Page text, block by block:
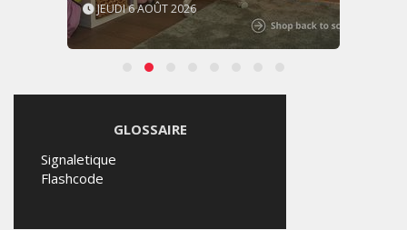
JEUDI 6 AOÛT 2026
GLOSSAIRE
Signaletique
Flashcode